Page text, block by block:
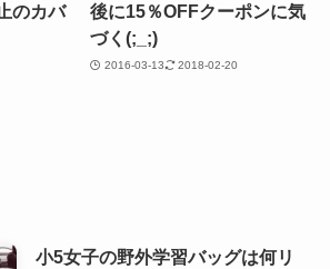
のカバ
後に15％OFFクーポンに気
づく(;_;)
2016-03-13 2018-02-20
小5女子の野外学習バッグは何リ